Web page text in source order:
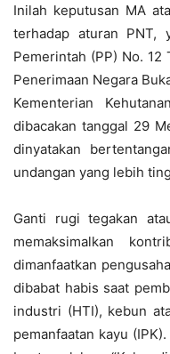
Inilah keputusan MA
terhadap aturan PNT,
Pemerintah (PP) No.
Penerimaan Negara
Kementerian
dibacakan tanggal 29
dinyatakan
undangan yang lebih
Ganti rugi tegakan
memaksimalkan
dimanfaatkan
dibabat habis saat
industri (HTI), kebun
pemanfaatan kayu